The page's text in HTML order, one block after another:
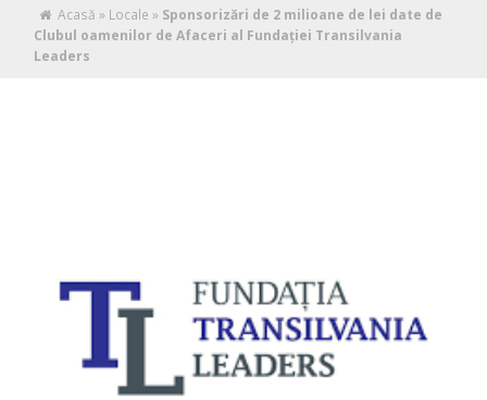
Acasă » Locale » Sponsorizări de 2 milioane de lei date de
Clubul oamenilor de Afaceri al Fundației Transilvania
Leaders